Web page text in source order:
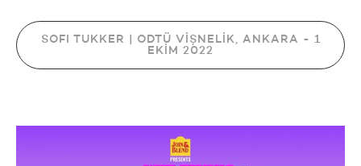
SOFI TUKKER | ODTÜ VİŞNELİK, ANKARA - 1
EKİM 2022